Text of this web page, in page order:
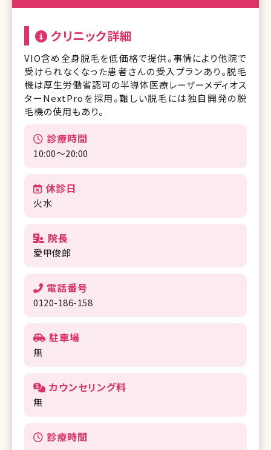
クリニック詳細
VIO含め全身脱毛を低価格で提供。事情により他院で
受けられなくなった患者さんの受入プランあり。脱毛
機は厚生労働省認可の半導体医療レーザーメディオス
ターNextProを採用。難しい脱毛には独自開発の脱
毛機の使用もあり。
診療時間
10:00～20:00
休診日
火水
院長
愛甲俊郎
電話番号
0120-186-158
駐車場
無
カウンセリング料
無
診療時間